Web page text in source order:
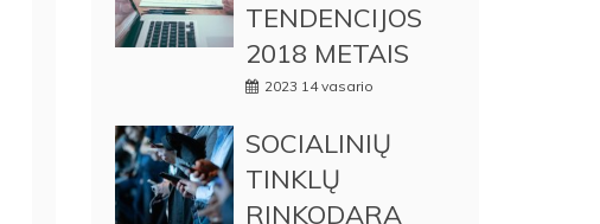
TENDENCIJOS
2018 METAIS
2023 14 vasario
SOCIALINIŲ
TINKLŲ
RINKODARA